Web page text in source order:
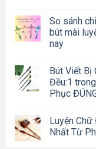
So sánh
bút mài
nay
Bút Viết Bị
Đều:1
Phục
Luyện
Nhất Từ